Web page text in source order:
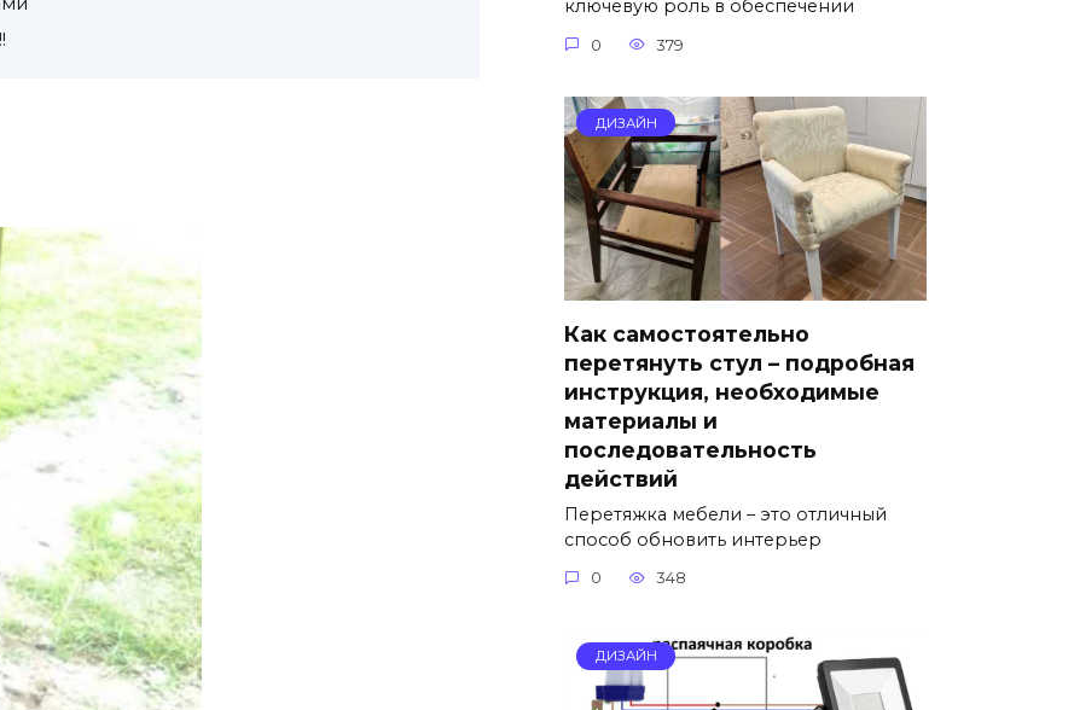
ключевую роль в обеспечении
0 379
ДИЗАЙН
Как самостоятельно
перетянуть стул – подробная
инструкция, необходимые
материалы и
последовательность
действий
Перетяжка мебели – это отличный
способ обновить интерьер
0 348
ДИЗАЙН